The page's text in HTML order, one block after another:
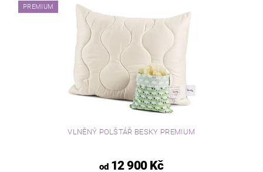
PREMIUM
VLNĚNÝ POLŠTÁŘ BESKY PREMIUM
od12 900 Kč